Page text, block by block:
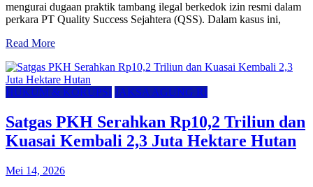
mengurai dugaan praktik tambang ilegal berkedok izin resmi dalam
perkara PT Quality Success Sejahtera (QSS). Dalam kasus ini,
Read More
HUKUM & KORUPSI JAKSA AGUNG RI
Satgas PKH Serahkan Rp10,2 Triliun dan
Kuasai Kembali 2,3 Juta Hektare Hutan
Mei 14, 2026